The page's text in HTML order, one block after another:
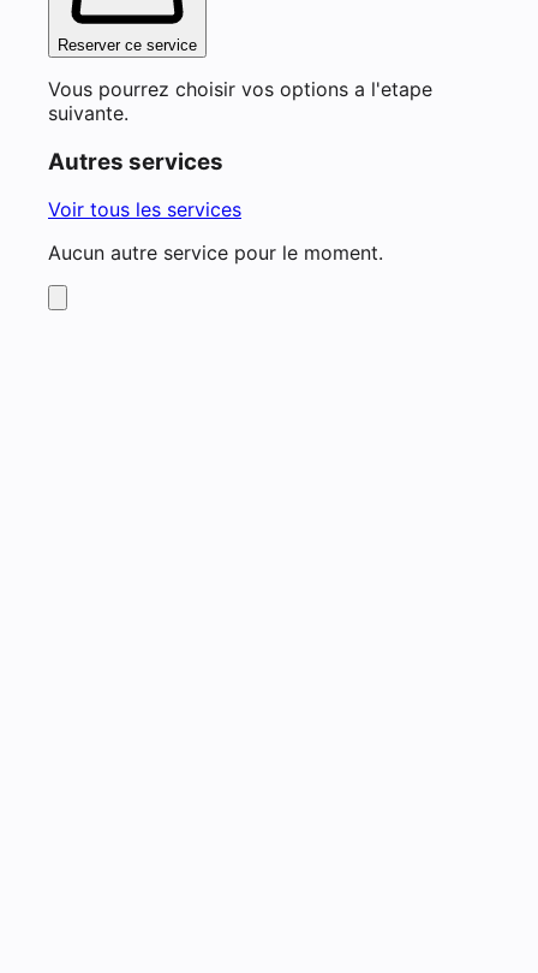
Reserver ce service
Vous pourrez choisir vos options a l'etape
suivante.
Autres services
Voir tous les services
Aucun autre service pour le moment.